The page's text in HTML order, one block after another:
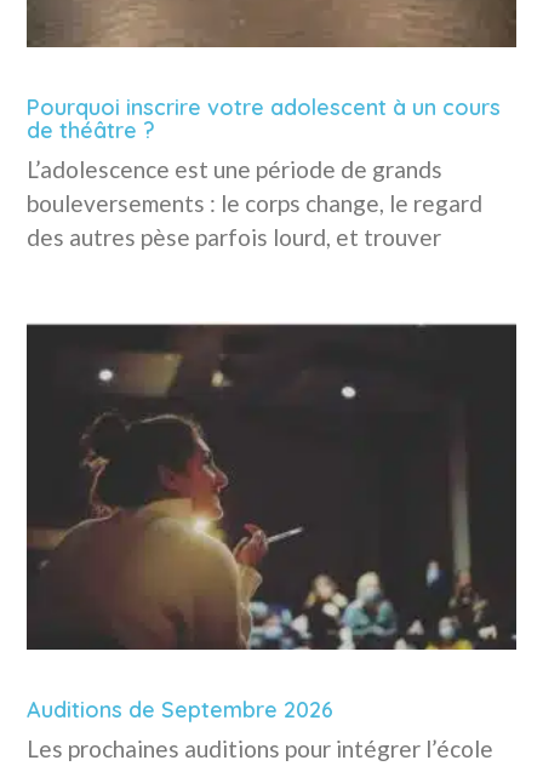
Pourquoi inscrire votre adolescent à un cours
de théâtre ?
L’adolescence est une période de grands
bouleversements : le corps change, le regard
des autres pèse parfois lourd, et trouver
Auditions de Septembre 2026
Les prochaines auditions pour intégrer l’école